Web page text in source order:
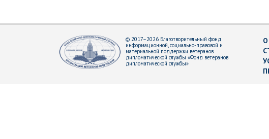
© 2017–2026 Благотворительный фонд
информационной, социально-правовой и
материальной поддержки ветеранов
дипломатической службы «Фонд ветеранов
дипломатической службы»